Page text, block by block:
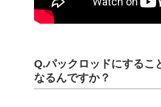
Q.パックロッドにするこ
なるんですか？